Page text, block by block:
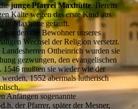
junge Pfarrei Maxhütte. Bereits
Kälte wegen das erste Kind aus
in Maxhütte getauft.
wurden die Bewohner unseres
Wechsel der Religion versetzt.
Ottheinrich wurden sie
gezwungen, den evangelischen
1546 mußten sie wieder wie der
1552 abermals lutherisch
Anfängen sogenannte
der Pfarrer, später der Mesner,